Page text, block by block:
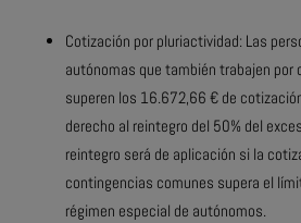
Cotización por pluriactividad: Las
autónomas que también trabajen por
superen los 16.672,66 € de
derecho al reintegro del 50% del
reintegro será de aplicación si la
contingencias comunes supera el
régimen especial de autónomos.